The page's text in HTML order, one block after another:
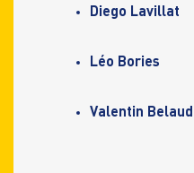
Diego Lavillat
Léo Bories
Valentin Belaud